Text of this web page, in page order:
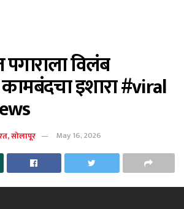
विलंब
इशारा #viral
सोलापूर May 16, 2026